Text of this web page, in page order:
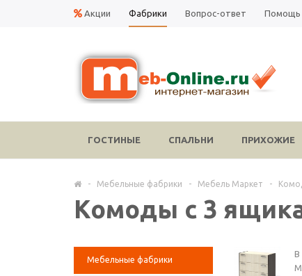
Акции Фабрики Вопрос-ответ Помощь
ГОСТИНЫЕ СПАЛЬНИ ПРИХОЖИЕ
- Мебельные фабрики - Мебель Маркет -
Комоды с 3
Мебельные фабрики
В